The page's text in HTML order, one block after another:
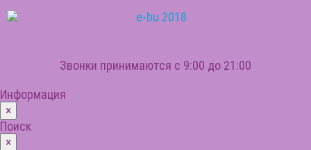
Звонки принимаются с 9:00 до 21:00
Информация
×
Поиск
×